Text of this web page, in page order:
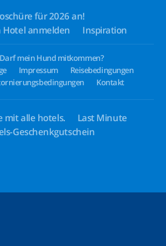
für 2026 an!
Hotel anmelden Inspiration
Darf mein Hund mitkommen?
Impressum
Reisebedingungen
Kontakt
mit alle hotels.
Last Minute
Geschenkgutschein